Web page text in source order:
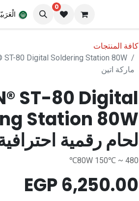
0
كافة المنتجات
ماركة اتين
ST-80 Digital
لحام رقمية
80W 150℃ ~ 480℃
6,250.00